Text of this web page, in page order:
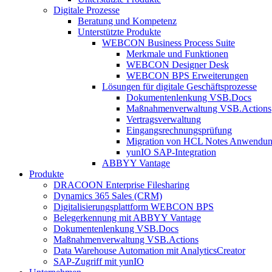
Digitale Prozesse
Beratung und Kompetenz
Unterstützte Produkte
WEBCON Business Process Suite
Merkmale und Funktionen
WEBCON Designer Desk
WEBCON BPS Erweiterungen
Lösungen für digitale Geschäftsprozesse
Dokumentenlenkung VSB.Docs
Maßnahmenverwaltung VSB.Actions
Vertragsverwaltung
Eingangsrechnungs­prüfung
Migration von HCL Notes
yunIO SAP-Integration
ABBYY Vantage
Produkte
DRACOON Enterprise Filesharing
Dynamics 365 Sales (CRM)
Digitalisierungsplattform WEBCON BPS
Belegerkennung mit ABBYY Vantage
Dokumentenlenkung VSB.Docs
Maßnahmenverwaltung VSB.Actions
Data Warehouse Automation mit AnalyticsCreator
SAP-Zugriff mit yunIO